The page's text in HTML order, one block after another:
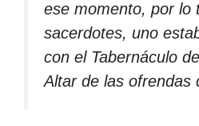
ese momento, por lo
sacerdotes, uno
con el Tabernáculo
Altar de las ofrendas